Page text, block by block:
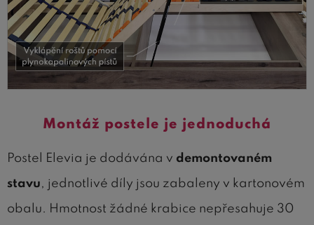
Montáž postele je jednoduchá
Postel Elevia je dodávána v demontovaném
stavu, jednotlivé díly jsou zabaleny v kartonovém
obalu. Hmotnost žádné krabice nepřesahuje 30